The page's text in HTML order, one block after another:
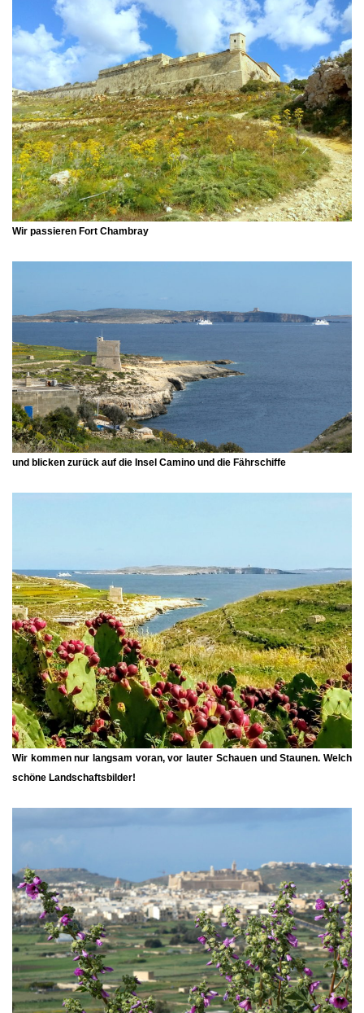
Wir passieren Fort Chambray
und blicken zurück auf die Insel Camino und die Fährschiffe
Wir kommen nur langsam voran, vor lauter Schauen und Staunen. Welch
schöne Landschaftsbilder!